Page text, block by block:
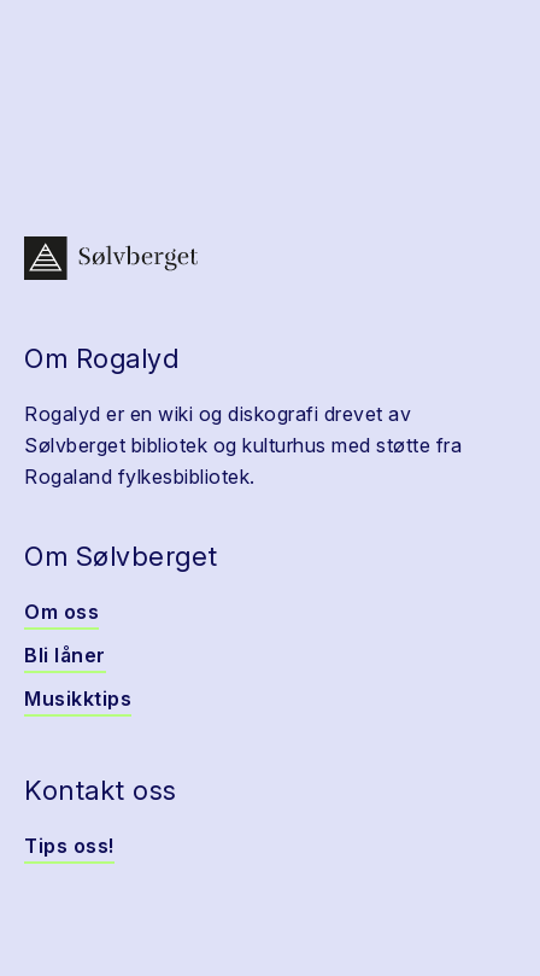
Om Rogalyd
Rogalyd er en wiki og diskografi drevet av
Sølvberget bibliotek og kulturhus med støtte fra
Rogaland fylkesbibliotek.
Om Sølvberget
Om oss
Bli låner
Musikktips
Kontakt oss
Tips oss!